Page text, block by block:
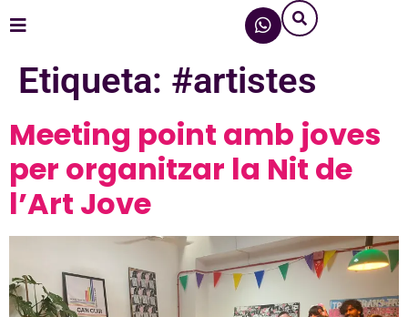
Etiqueta: #artistes
Meeting point amb joves
per organitzar la Nit de
l’Art Jove